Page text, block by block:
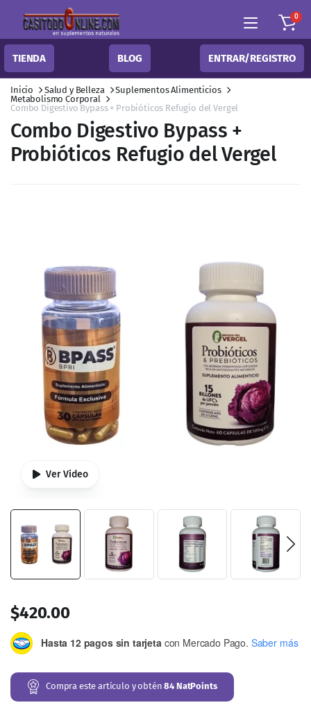
0
TIENDA BLOG ENTRAR/REGISTRO
Inicio Salud y Belleza
Suplementos Alimenticios
Metabolismo Corporal
Combo Digestivo Bypass + Probióticos Refugio del Vergel
Combo Digestivo Bypass +
Probióticos Refugio del Vergel
Ver Video
$420.00
Hasta 12 pagos sin tarjetacon Mercado Pago. Saber más
Compra este artículo y obtén84 NatPoints